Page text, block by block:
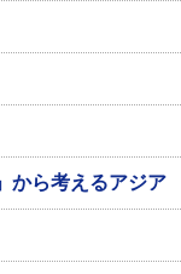
から考えるアジア